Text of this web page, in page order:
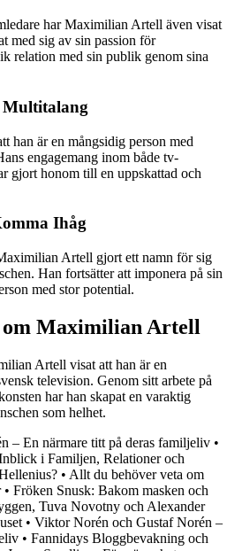
har Maximilian Artell även visat
med sig av sin passion för
relation med sin publik genom sina
han är en mångsidig person med
engagemang inom både tv-
gjort honom till en uppskattad och
Ihåg
Artell gjort ett namn för sig
Han fortsätter att imponera på sin
med stor potential.
om Maximilian Artell
Artell visat att han är en
television. Genom sitt arbete på
har han skapat en varaktig
som helhet.
– En närmare titt på deras familjeliv •
i Familjen, Relationer och
• Allt du behöver veta om
• Fröken Snusk: Bakom masken och
Tuva Novotny och Alexander
• Viktor Norén och Gustaf Norén –
• Fannidays Bloggbevakning och